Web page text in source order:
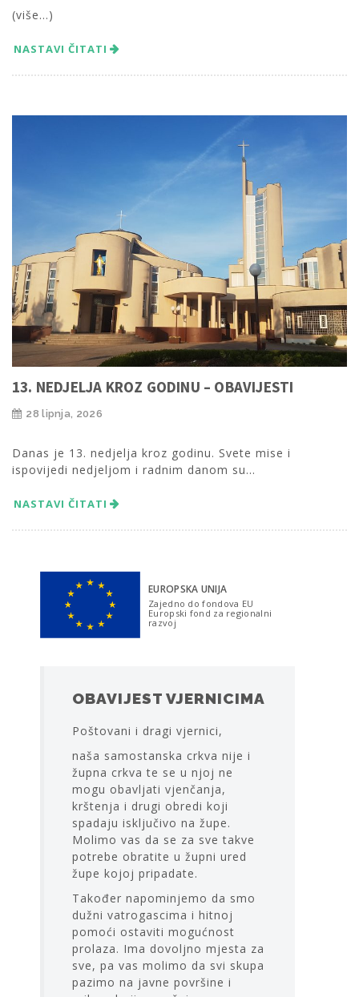
(više…)
NASTAVI ČITATI
13. NEDJELJA KROZ GODINU – OBAVIJESTI
28 lipnja, 2026
Danas je 13. nedjelja kroz godinu. Svete mise i
ispovijedi nedjeljom i radnim danom su...
NASTAVI ČITATI
EUROPSKA UNIJA
Zajedno do fondova EU
Europski fond za regionalni
razvoj
OBAVIJEST VJERNICIMA
Poštovani i dragi vjernici,
naša samostanska crkva nije i
župna crkva te se u njoj ne
mogu obavljati vjenčanja,
krštenja i drugi obredi koji
spadaju isključivo na župe.
Molimo vas da se za sve takve
potrebe obratite u župni ured
župe kojoj pripadate.
Također napominjemo da smo
dužni vatrogascima i hitnoj
pomoći ostaviti mogućnost
prolaza. Ima dovoljno mjesta za
sve, pa vas molimo da svi skupa
pazimo na javne površine i